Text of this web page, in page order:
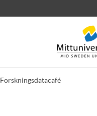
Forskningsdatacafé